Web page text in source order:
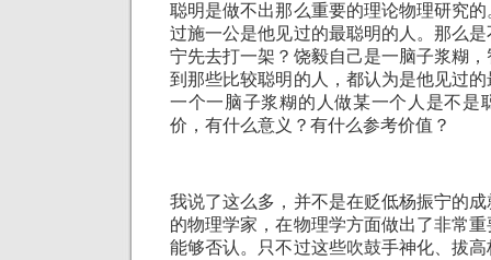
聪明是做不出那么重要的理论物理研究
过施一公是他见过的最聪明的人。那么
宁先去打一架？饶毅自己是一脑子浆糊
到那些比较聪明的人，都认为是他见过
一个一脑子浆糊的人做某一个人是不是
价，有什么意义？有什么参考价值？
我说了这么多，并不是在贬低杨振宁的
的物理学家，在物理学方面做出了非常
能够否认。只不过这些吹鼓手神化、拔